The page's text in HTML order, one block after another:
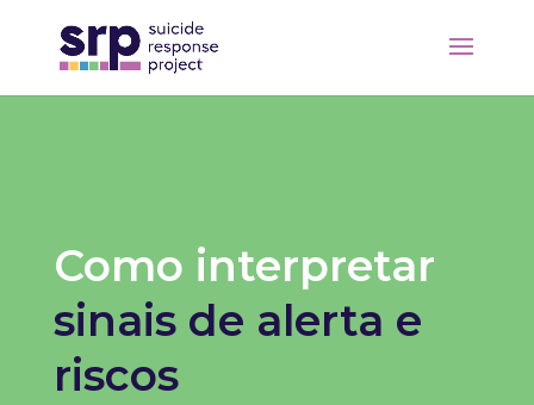
Como interpretar
sinais de alerta e
riscos